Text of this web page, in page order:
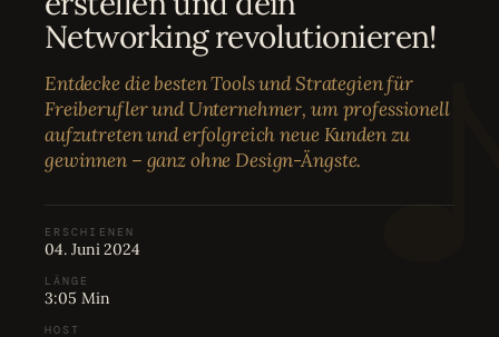
04 Bewertungen
05 Karriere
06 Partnerprogramm
Networking revolutionieren!
Entdecke die besten Tools und Strategien für
Freiberufler und Unternehmer, um professionell
aufzutreten und erfolgreich neue Kunden zu
gewinnen – ganz ohne Design-Ängste.
ERSCHIENEN
04. Juni 2024
LÄNGE
3:05 Min
HOST